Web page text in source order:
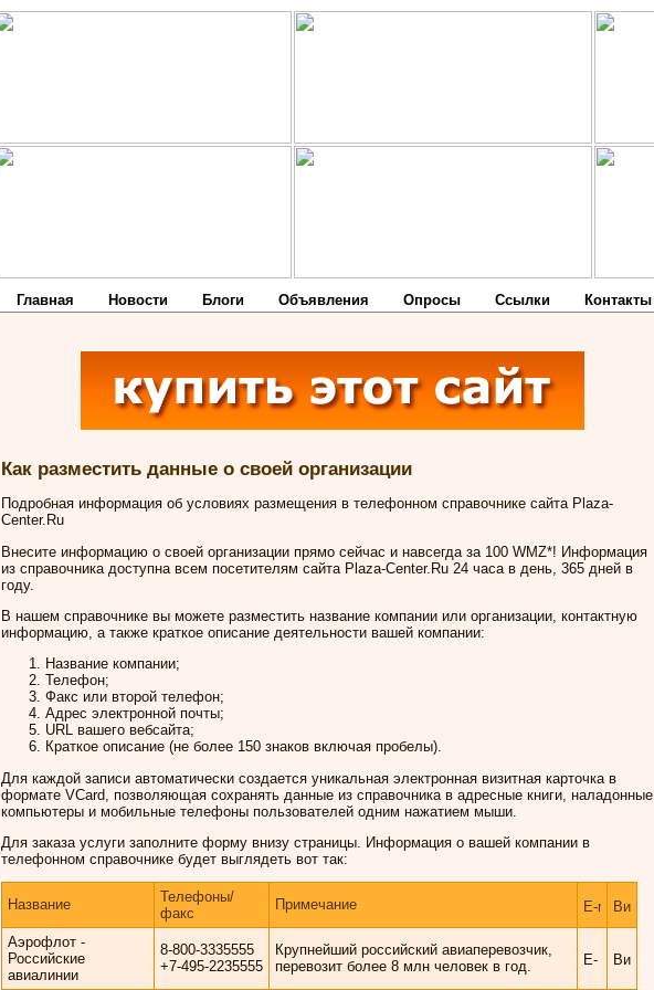
Главная Новости Блоги Объявления Опросы Ссылки Контакты
Как разместить данные о своей организации
Подробная информация об условиях размещения в телефонном справочнике сайта Plaza-
Center.Ru
Внесите информацию о своей организации прямо сейчас и навсегда за 100 WMZ*! Информация
из справочника доступна всем посетителям сайта Plaza-Center.Ru 24 часа в день, 365 дней в
году.
В нашем справочнике вы можете разместить название компании или организации, контактную
информацию, а также краткое описание деятельности вашей компании:
Название компании;
Телефон;
Факс или второй телефон;
Адрес электронной почты;
URL вашего вебсайта;
Краткое описание (не более 150 знаков включая пробелы).
Для каждой записи автоматически создается уникальная электронная визитная карточка в
формате VCard, позволяющая сохранять данные из справочника в адресные книги, наладонные
компьютеры и мобильные телефоны пользователей одним нажатием мыши.
Для заказа услуги заполните форму внизу страницы. Информация о вашей компании в
телефонном справочнике будет выглядеть вот так:
Название
Телефоны/
факс
Примечание
Аэрофлот -
Российские
авиалинии
8-800-3335555
+7-495-2235555
Крупнейший российский авиаперевозчик,
перевозит более 8 млн человек в год.